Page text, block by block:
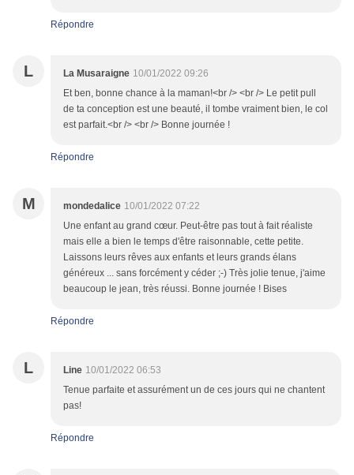
Répondre
L La Musaraigne 10/01/2022 09:26
Et ben, bonne chance à la maman!<br /> <br /> Le petit pull
de ta conception est une beauté, il tombe vraiment bien, le col
est parfait.<br /> <br /> Bonne journée !
Répondre
M mondedalice 10/01/2022 07:22
Une enfant au grand cœur. Peut-être pas tout à fait réaliste
mais elle a bien le temps d'être raisonnable, cette petite.
Laissons leurs rêves aux enfants et leurs grands élans
généreux ... sans forcément y céder ;-) Très jolie tenue, j'aime
beaucoup le jean, très réussi. Bonne journée ! Bises
Répondre
L Line 10/01/2022 06:53
Tenue parfaite et assurément un de ces jours qui ne chantent
pas!
Répondre